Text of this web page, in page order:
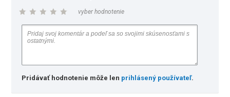
vyber hodnotenie
Pridávať hodnotenie môže len prihlásený používateľ.